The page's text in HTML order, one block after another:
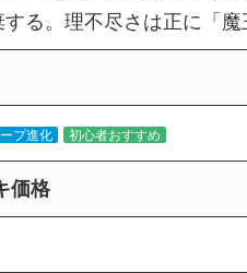
る。理不尽さは正に「魔
プ進化 初心者おすすめ
価格